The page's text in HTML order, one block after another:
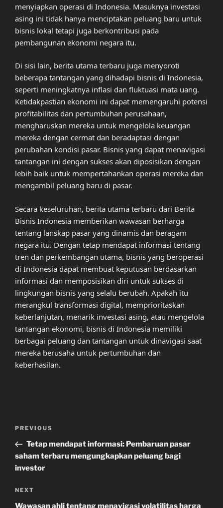
menyiapkan operasi di Indonesia. Masuknya investasi
asing ini tidak hanya menciptakan peluang baru untuk
bisnis lokal tetapi juga berkontribusi pada
pembangunan ekonomi negara itu.
Di sisi lain, berita utama terbaru juga menyoroti
beberapa tantangan yang dihadapi bisnis di Indonesia,
seperti meningkatnya inflasi dan fluktuasi mata uang.
Ketidakpastian ekonomi ini dapat memengaruhi potensi
profitabilitas dan pertumbuhan perusahaan,
mengharuskan mereka untuk mengelola keuangan
mereka dengan cermat dan beradaptasi dengan
perubahan kondisi pasar. Bisnis yang dapat menavigasi
tantangan ini dengan sukses akan diposisikan dengan
lebih baik untuk mempertahankan operasi mereka dan
mengambil peluang baru di pasar.
Secara keseluruhan, berita utama terbaru dari Berita
Bisnis Indonesia memberikan wawasan berharga
tentang lanskap pasar yang dinamis dan beragam
negara itu. Dengan tetap mendapat informasi tentang
tren dan perkembangan utama, bisnis yang beroperasi
di Indonesia dapat membuat keputusan berdasarkan
informasi dan memposisikan diri untuk sukses di
lingkungan bisnis yang selalu berubah. Apakah itu
merangkul transformasi digital, memprioritaskan
keberlanjutan, menarik investasi asing, atau mengelola
tantangan ekonomi, bisnis di Indonesia memiliki
berbagai peluang dan tantangan untuk dinavigasi saat
mereka berusaha untuk pertumbuhan dan
keberhasilan.
Previous
Post
PREVIOUS
Tetap mendapat informasi: Pembaruan pasar
saham terbaru mengungkapkan peluang bagi
investor
Next
Post
NEXT
Wawasan ahli tentang menavigasi volatilitas harga